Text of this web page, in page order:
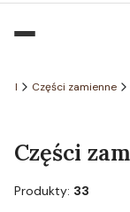
Części zamienne
Części
Produkty: 33